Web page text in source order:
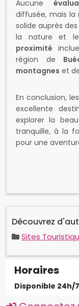
solide auprès des
la nature et
proximité
région de
montagneset
En conclusion, les
explorer la
tranquille, à la
pour une
Sites
Disponible 24h/7
Connectez